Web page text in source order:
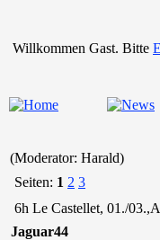
Willkommen Gast. Bitte
(Moderator: Harald)
Seiten: 1 2 3
6h Le Castellet, 01./
Jaguar44